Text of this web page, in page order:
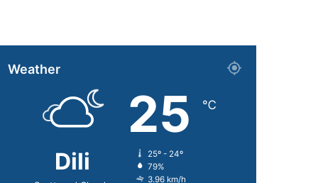
Weather
Dili
25 ℃
25º - 24º
79%
3.96 km/h